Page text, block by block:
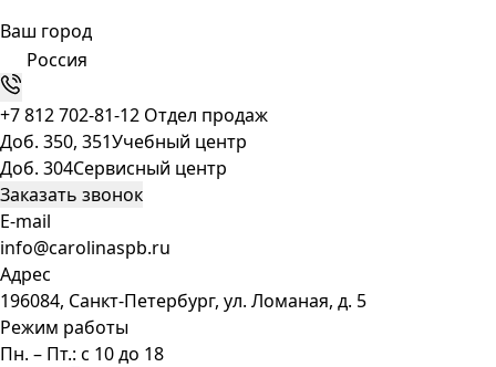
Ваш город
Россия
+7 812 702-81-12 Отдел продаж
Доб. 350, 351Учебный центр
Доб. 304Сервисный центр
Заказать звонок
E-mail
info@carolinaspb.ru
Адрес
196084, Санкт-Петербург, ул. Ломаная, д. 5
Режим работы
Пн. – Пт.: с 10 до 18